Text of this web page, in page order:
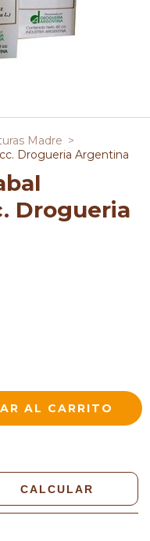
Madre >
Drogueria Argentina
Drogueria
CALCULAR